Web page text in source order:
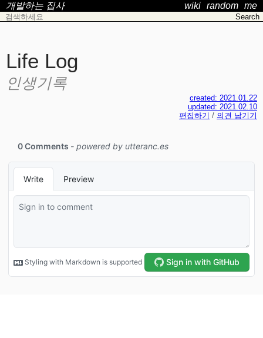
개발하는 집사 me
random
wiki
Life Log
인생기록
created: 2021.01.22
updated: 2021.02.10
편집하기 / 의견 남기기